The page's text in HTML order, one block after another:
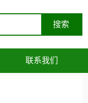
联系我们